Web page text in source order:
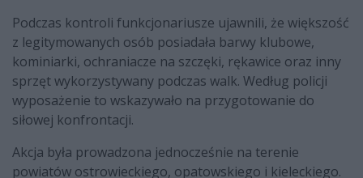
Podczas kontroli funkcjonariusze ujawnili, że większość
z legitymowanych osób posiadała barwy klubowe,
kominiarki, ochraniacze na szczęki, rękawice oraz inny
sprzęt wykorzystywany podczas walk. Według policji
wyposażenie to wskazywało na przygotowanie do
siłowej konfrontacji.
Akcja była prowadzona jednocześnie na terenie
powiatów ostrowieckiego, opatowskiego i kieleckiego.